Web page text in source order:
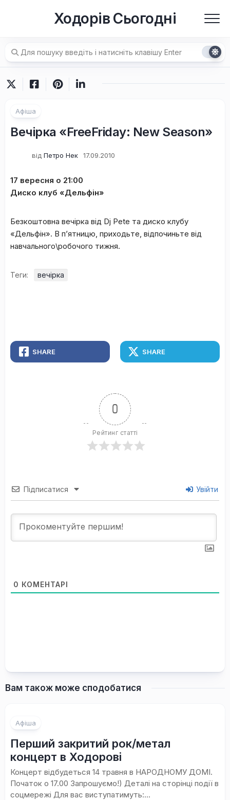
Ходорів Сьогодні
Афіша
Вечірка «FreeFriday: New Season»
від Петро Нек 17.09.2010
17 вересня о 21:00
Диско клуб «Дельфін»
Безкоштовна вечірка від Dj Pete та диско клубу
«Дельфін». В п’ятницю, приходьте, відпочиньте від
навчального\робочого тижня.
Теги: вечірка
SHARE SHARE
0
Рейтинг статті
Підписатися Увійти
0 КОМЕНТАРІ
Вам також може сподобатися
Афіша
Перший закритий рок/метал
концерт в Ходорові
Концерт відбудеться 14 травня в НАРОДНОМУ ДОМІ.
Початок о 17.00 Запрошуємо!) Деталі на сторінці події в
соцмережі Для вас виступатимуть:...